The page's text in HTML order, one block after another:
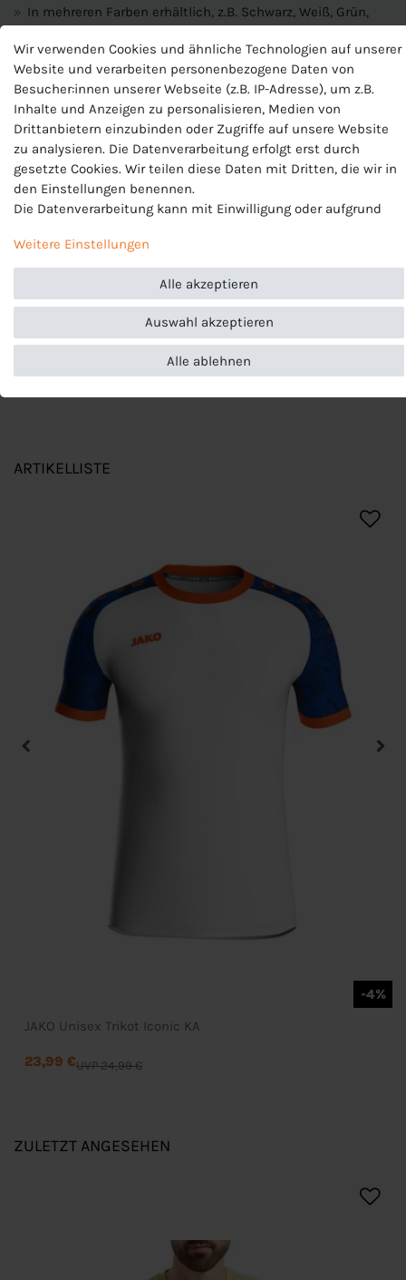
In mehreren Farben erhältlich, z.B. Schwarz, Weiß, Grün,
Material:100% Polyester
Produktnummer
BV6708
Hersteller
Nike
EU-Verantwortlicher
Nike European Operations Netherlands B.V., Colosseum 1 ,
serviceinfo.de@nike.com
ARTIKELLISTE
-4%
JAKO Unisex Trikot Iconic KA
UVP 24,99 €
23,99 €
ZULETZT ANGESEHEN
Wir verwenden Cookies und ähnliche Technologien auf unserer
Website und verarbeiten personenbezogene Daten von
Besucher:innen unserer Webseite (z.B. IP-Adresse), um z.B.
Inhalte und Anzeigen zu personalisieren, Medien von
Drittanbietern einzubinden oder Zugriffe auf unsere Website
zu analysieren. Die Datenverarbeitung erfolgt erst durch
gesetzte Cookies. Wir teilen diese Daten mit Dritten, die wir in
den Einstellungen benennen.
Die Datenverarbeitung kann mit Einwilligung oder aufgrund
erteilt oder abgelehnt werden. Es besteht das Recht, nicht
einzuwilligen und die Einwilligung zu einem späteren
Zeitpunkt zu ändern oder zu widerrufen. Beachten Sie unser
Impressumund weitere Hinweise zur Verwendung
personenbezogener Daten in unsererDaten­schutz­erklärung
Weitere Einstellungen
Alle akzeptieren
Alle ablehnen
Auswahl akzeptieren